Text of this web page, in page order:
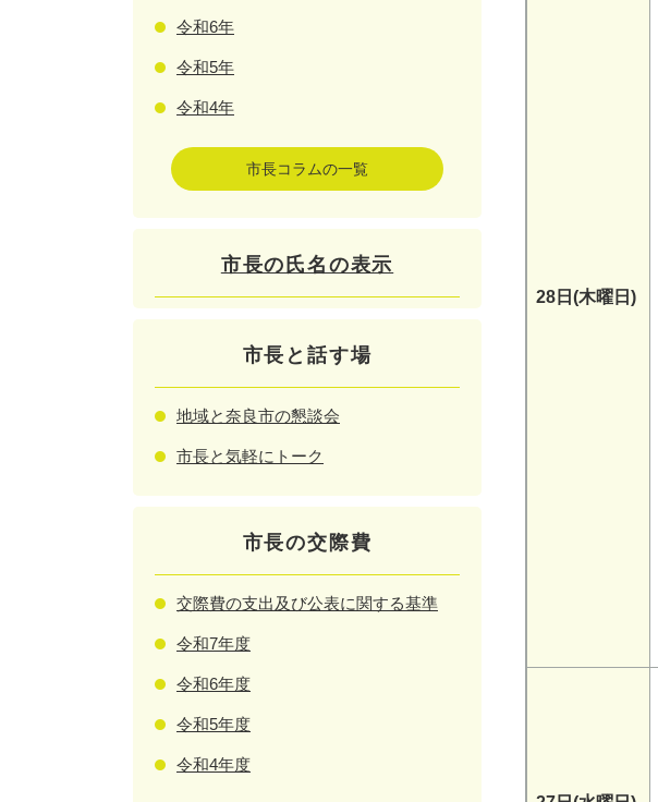
28日(木曜日)
令和6年
令和5年
令和4年
市長コラムの一覧
市長の氏名の表示
市長と話す場
地域と奈良市の懇談会
市長と気軽にトーク
市長の交際費
交際費の支出及び公表に関する基準
令和7年度
令和6年度
令和5年度
令和4年度